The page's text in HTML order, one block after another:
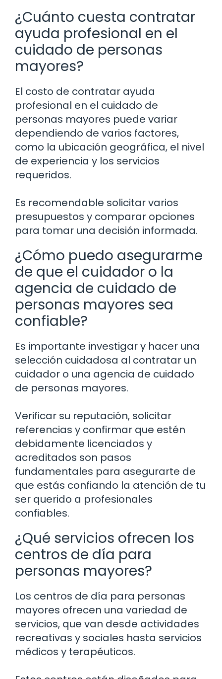
¿Cuánto cuesta contratar
ayuda profesional en el
cuidado de personas
mayores?
El costo de contratar ayuda
profesional en el cuidado de
personas mayores puede variar
dependiendo de varios factores,
como la ubicación geográfica, el nivel
de experiencia y los servicios
requeridos.
Es recomendable solicitar varios
presupuestos y comparar opciones
para tomar una decisión informada.
¿Cómo puedo asegurarme
de que el cuidador o la
agencia de cuidado de
personas mayores sea
confiable?
Es importante investigar y hacer una
selección cuidadosa al contratar un
cuidador o una agencia de cuidado
de personas mayores.
Verificar su reputación, solicitar
referencias y confirmar que estén
debidamente licenciados y
acreditados son pasos
fundamentales para asegurarte de
que estás confiando la atención de tu
ser querido a profesionales
confiables.
¿Qué servicios ofrecen los
centros de día para
personas mayores?
Los centros de día para personas
mayores ofrecen una variedad de
servicios, que van desde actividades
recreativas y sociales hasta servicios
médicos y terapéuticos.